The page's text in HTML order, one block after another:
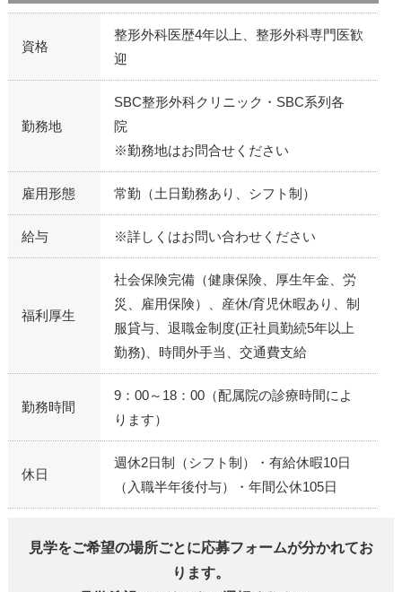
資格
整形外科医歴4年以上、整形外科専門医歓
迎
勤務地
SBC整形外科クリニック・SBC系列各
院
※勤務地はお問合せください
雇用形態 常勤（土日勤務あり、シフト制）
給与 ※詳しくはお問い合わせください
福利厚生
社会保険完備（健康保険、厚生年金、労
災、雇用保険）、産休/育児休暇あり、制
服貸与、退職金制度(正社員勤続5年以上
勤務)、時間外手当、交通費支給
勤務時間
9：00～18：00（配属院の診療時間によ
ります）
休日
週休2日制（シフト制）・有給休暇10日
（入職半年後付与）・年間公休105日
見学をご希望の場所ごとに応募フォームが分かれてお
ります。